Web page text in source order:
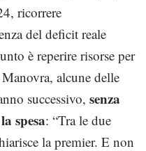
ricorrere
del deficit reale
è reperire risorse per
alcune delle
successivo, senza
spesa: “Tra le due
la premier. E non